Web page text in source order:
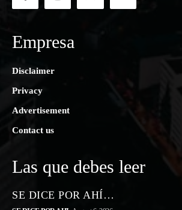
Empresa
Disclaimer
Privacy
Advertisement
Contact us
Las que debes leer
SE DICE POR AHÍ…